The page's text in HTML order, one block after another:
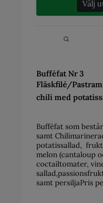
Välj
Bufféfat Nr 3
Fläskfilé/
chili med
Bufféfat som
samt
potatissallad,
melon (cantaloup
coctailtomater,
samt persiljaPris